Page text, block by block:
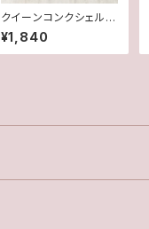
クイーンコンクシェルA
AA猫✽ポストピアス
¥1,840